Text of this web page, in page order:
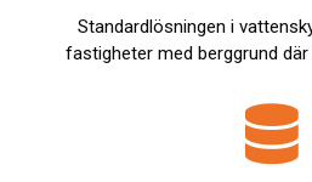
Standardlösningen i
fastigheter med berggrund
